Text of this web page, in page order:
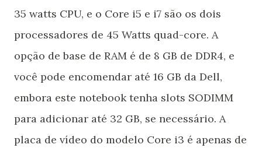
35 watts CPU, e o Core i5 e i7 são os dois
processadores de 45 Watts quad-core. A
opção de base de RAM é de 8 GB de DDR4, e
você pode encomendar até 16 GB da Dell,
embora este notebook tenha slots SODIMM
para adicionar até 32 GB, se necessário. A
placa de vídeo do modelo Core i3 é apenas de